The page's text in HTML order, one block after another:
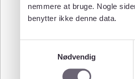
nemmere at bruge. Nogle
benytter ikke denne data.
Nødvendig
89
90